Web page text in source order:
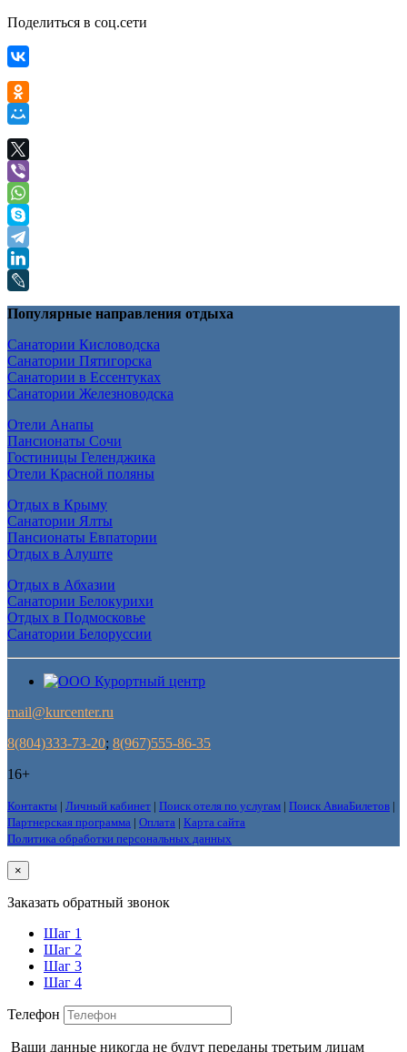
Поделиться в соц.сети
Популярные направления отдыха
Санатории Кисловодска
Санатории Пятигорска
Санатории в Ессентуках
Санатории Железноводска
Отели Анапы
Пансионаты Сочи
Гостиницы Геленджика
Отели Красной поляны
Отдых в Крыму
Санатории Ялты
Пансионаты Евпатории
Отдых в Алуште
Отдых в Абхазии
Санатории Белокурихи
Отдых в Подмосковье
Санатории Белоруссии
mail@kurcenter.ru
8(804)333-73-20; 8(967)555-86-35
16+
Контакты | Личный кабинет | Поиск отеля по услугам | Поиск АвиаБилетов |
Партнерская программа | Оплата | Карта сайта
Политика обработки персональных данных
×
Заказать обратный звонок
Шаг 1
Шаг 2
Шаг 3
Шаг 4
Телефон
Ваши данные никогда не будут переданы третьим лицам